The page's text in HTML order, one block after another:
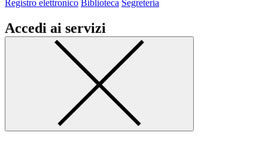
Registro elettronico Biblioteca Segreteria
Accedi ai servizi